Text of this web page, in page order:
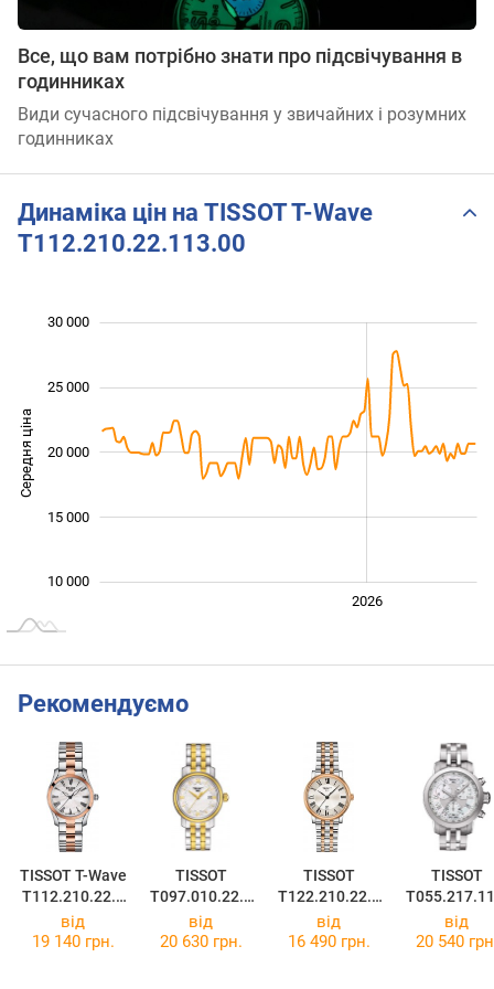
Все, що вам потрібно знати про підсвічування в
годинниках
Види сучасного підсвічування у звичайних і розумних
годинниках
Динаміка цін на TISSOT T-Wave
T112.210.22.113.00
Середня ціна 10 000
10 000
15 000
20 000
25 000
30 000
2026
Рекомендуємо
TISSOT T-Wave
T112.210.22.1
13.01
TISSOT
T097.010.22.1
18.00
TISSOT
T122.210.22.0
33.01
TISSOT
13.00
від
19 140 грн.
від
20 630 грн.
від
16 490 грн.
від
20 540